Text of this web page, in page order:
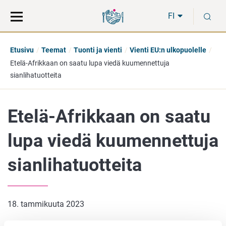
suoraan
sisältöön
koko
sivuston
FI
Etusivu Teemat Tuonti ja vienti
Vienti EU:n ulkopuolelle
Etelä-Afrikkaan on saatu lupa viedä kuumennettuja
sianlihatuotteita
Etelä-Afrikkaan on saatu
lupa viedä kuumennettuja
sianlihatuotteita
18. tammikuuta 2023